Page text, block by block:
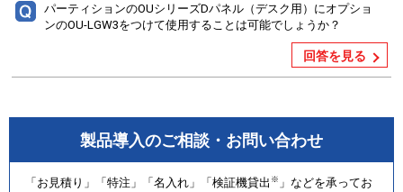
パーティションのOUシリーズDパネル（デスク用）にオプショ
ンのOU-LGW3をつけて使用することは可能でしょうか？
回答を見る
製品導入のご相談・お問い合わせ
「お見積り」「特注」「名入れ」「検証機貸出 ※ 」などを承ってお